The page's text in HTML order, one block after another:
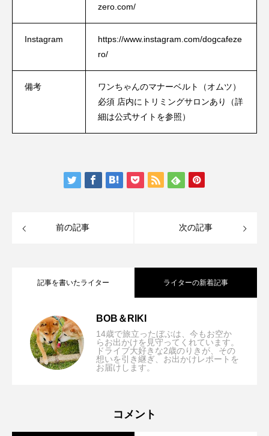
zero.com/
Instagram
https://www.instagram.com/dogcafeze
ro/
備考
ワンちゃんのマナーベルト（オムツ）
必須 店内にトリミングサロンあり（詳
細は公式サイトを参照）
前の記事 次の記事
記事を書いたライター ライターの新着記事
BOB＆RIKI
14歳で旅立ったぼぶは、今もお空か
らお出かけを見守ってくれています。
ドライブ大好きな2歳のりきが、その
想いを引き継ぎ、お出かけレポートを
お届けします。
2026.04.01 【大阪/枚方市】.d(ドットディー）「人も
犬も心地よくドッグフレンドリーを大切
にする牧野駅近くのカフェ」
2026.03.18 【京都/八幡市】自家焙煎珈琲alt. coffee
コメント